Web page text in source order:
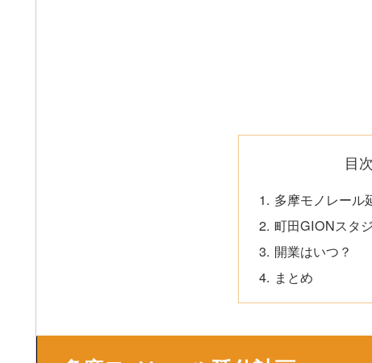
目次
多摩モノレール
町田GIONスタ
開業はいつ？
まとめ